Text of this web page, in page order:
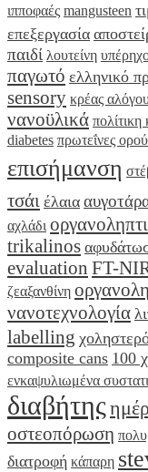
ιπποφαές mangusteen
επεξεργασία
παιδί λουτείνη
παγωτό ελληνικό
sensory κρέας
νανοϋλικά πολίτικη
diabetes πρωτεΐνες ορού
επισήμανση
τσάι έλαια
αχλάδι
trikalinos
evaluation FT-
ζεαξανθίνη
νανοτεχνολογία
labelling
composite cans 100
ενκαψυλιωμένα
διαβήτης
οστεοπόρωση
διατροφή κάπαρη